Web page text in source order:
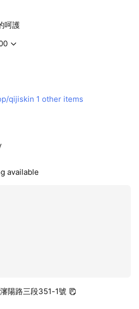
呵護
qijiskin 1 other items
available
陽路三段351-1號